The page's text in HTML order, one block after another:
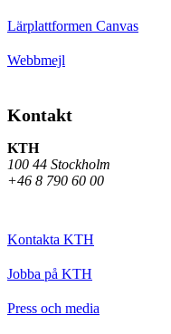
Lärplattformen Canvas
Webbmejl
Kontakt
KTH
100 44 Stockholm
+46 8 790 60 00
Kontakta KTH
Jobba på KTH
Press och media